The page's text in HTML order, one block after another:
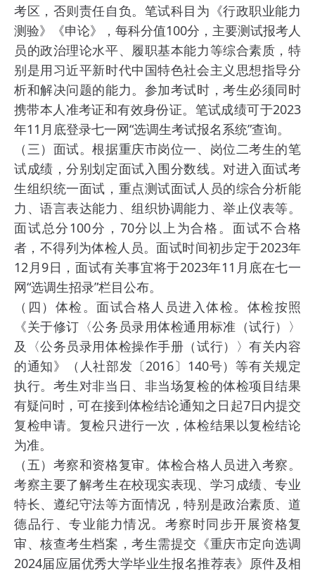
考区，否则责任自负。笔试科目为《行政职业能力
测验》《申论》，每科分值100分，主要测试报考人
员的政治理论水平、履职基本能力等综合素质，特
别是用习近平新时代中国特色社会主义思想指导分
析和解决问题的能力。参加考试时，考生必须同时
携带本人准考证和有效身份证。笔试成绩可于2023
年11月底登录七一网“选调生考试报名系统”查询。
（三）面试。根据重庆市岗位一、岗位二考生的笔
试成绩，分别划定面试入围分数线。对进入面试考
生组织统一面试，重点测试面试人员的综合分析能
力、语言表达能力、组织协调能力、举止仪表等。
面试总分100分，70分以上为合格。面试不合格
者，不得列为体检人员。面试时间初步定于2023年
12月9日，面试有关事宜将于2023年11月底在七一
网“选调生招录”栏目公布。
（四）体检。面试合格人员进入体检。体检按照
《关于修订〈公务员录用体检通用标准（试行）〉
及〈公务员录用体检操作手册（试行）〉有关内容
的通知》（人社部发〔2016〕140号）等有关规定
执行。考生对非当日、非当场复检的体检项目结果
有疑问时，可在接到体检结论通知之日起7日内提交
复检申请。复检只进行一次，体检结果以复检结论
为准。
（五）考察和资格复审。体检合格人员进入考察。
考察主要了解考生在校现实表现、学习成绩、专业
特长、遵纪守法等方面情况，特别是政治素质、道
德品行、专业能力情况。考察时同步开展资格复
审、核查考生档案，考生需提交《重庆市定向选调
2024届应届优秀大学毕业生报名推荐表》原件及相